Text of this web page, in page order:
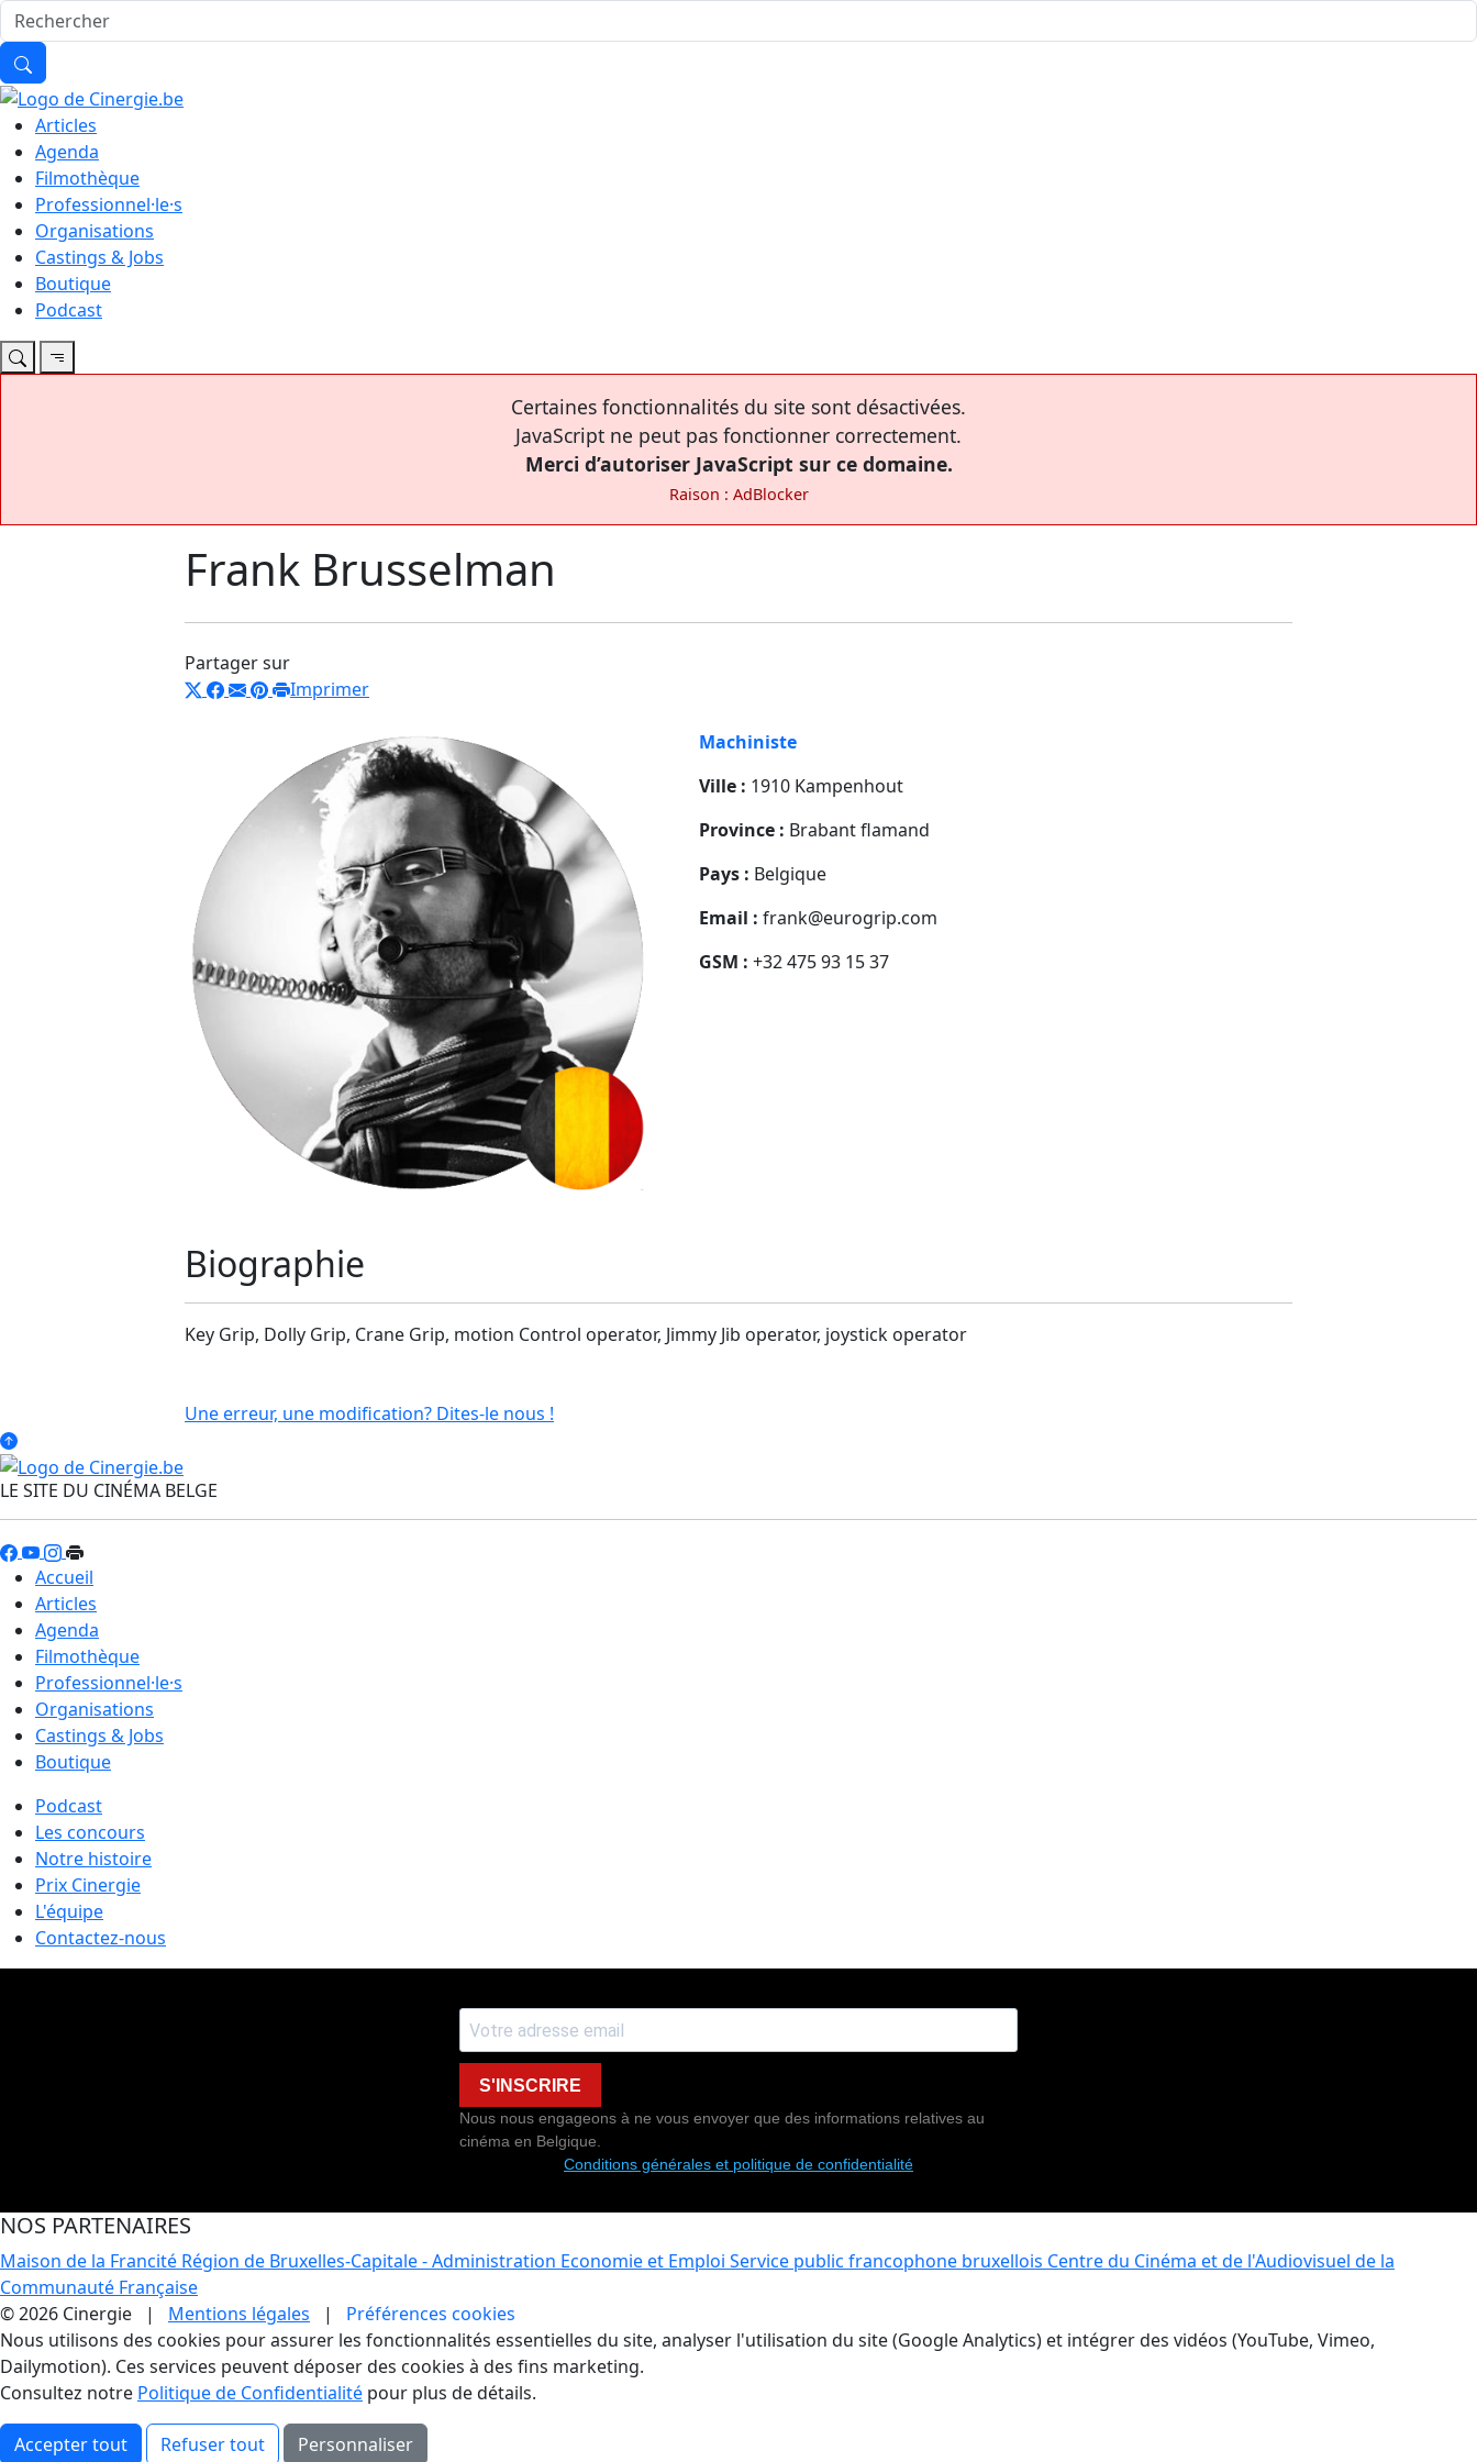
Articles
Agenda
Filmothèque
Professionnel·le·s
Organisations
Castings & Jobs
Boutique
Podcast
Certaines fonctionnalités du site sont désactivées.
JavaScript ne peut pas fonctionner correctement.
Merci d’autoriser JavaScript sur ce domaine.
Raison : AdBlocker
Frank Brusselman
Partager sur
Imprimer
Machiniste
Ville : 1910 Kampenhout
Province : Brabant flamand
Pays : Belgique
Email : frank@eurogrip.com
GSM : +32 475 93 15 37
Biographie
Key Grip, Dolly Grip, Crane Grip, motion Control operator, Jimmy Jib operator, joystick operator
Une erreur, une modification? Dites-le nous !
LE SITE DU CINÉMA BELGE
Accueil
Articles
Agenda
Filmothèque
Professionnel·le·s
Organisations
Castings & Jobs
Boutique
Podcast
Les concours
Notre histoire
Prix Cinergie
L'équipe
Contactez-nous
S'INSCRIRE
Nous nous engageons à ne vous envoyer que des informations relatives au
cinéma en Belgique.
Conditions générales et politique de confidentialité
NOS PARTENAIRES
Maison de la Francité Région de Bruxelles-Capitale - Administration Economie et Emploi Service public francophone bruxellois Centre du Cinéma et de l'Audiovisuel de la
Communauté Française
© 2026 Cinergie | Mentions légales | Préférences cookies
Gestion des Cookies
Nous utilisons des cookies pour assurer les fonctionnalités essentielles du site, analyser l'utilisation du site (Google Analytics) et intégrer des vidéos (YouTube, Vimeo,
Dailymotion). Ces services peuvent déposer des cookies à des fins marketing.
Consultez notre Politique de Confidentialité pour plus de détails.
Accepter tout Refuser tout Personnaliser